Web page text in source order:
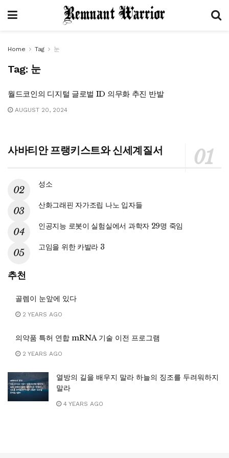
Home Tag 눈
Tag: 눈
월드코인의 디지털 글로벌 ID 의무화 추진 반발
AUGUST 20, 2024
사바티안 프랭키스트와 신세계질서
성소
산화그래핀 자가조립 나노 입자들
인공지능 로봇이 실험실에서 과학자 29명 죽임
고임을 위한 카발라 3
추천
골렘이 눈앞에 있다
2 YEARS AGO
의약품 특허 연합 mRNA 기술 이전 프로그램
2 YEARS AGO
열방의 길을 배우지 말라 하늘의 징조를 두려워하지
말라
4 YEARS AGO